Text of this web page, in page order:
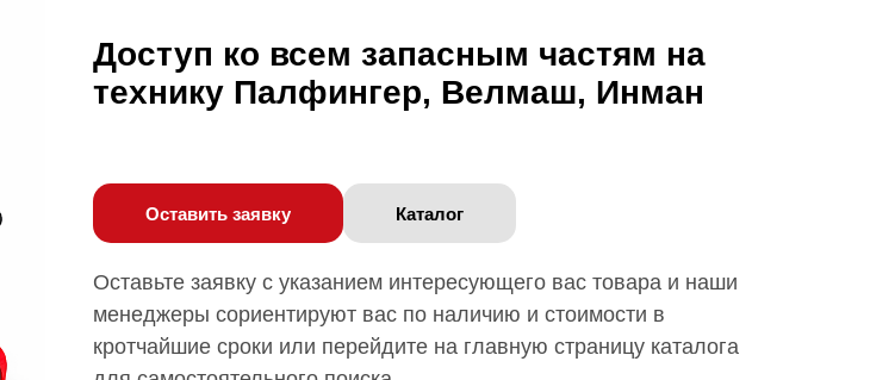
Доступ ко всем запасным частям на
технику Палфингер, Велмаш, Инман
Оставить заявку Каталог
Оставьте заявку с указанием интересующего вас товара и наши
менеджеры сориентируют вас по наличию и стоимости в
кротчайшие сроки или перейдите на главную страницу каталога